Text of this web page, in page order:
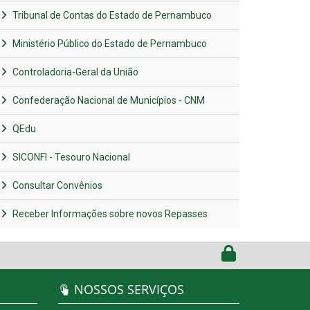
Tribunal de Contas do Estado de Pernambuco
Ministério Público do Estado de Pernambuco
Controladoria-Geral da União
Confederação Nacional de Municípios - CNM
QEdu
SICONFI - Tesouro Nacional
Consultar Convênios
Receber Informações sobre novos Repasses
NOSSOS SERVIÇOS